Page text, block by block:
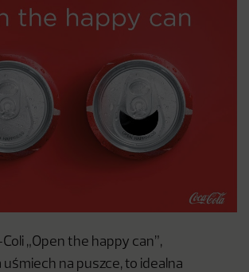
„Open the happy can”,
na puszce, to idealna